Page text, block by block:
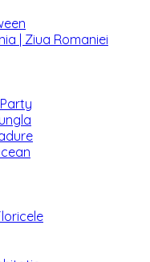
| Ziua Romaniei